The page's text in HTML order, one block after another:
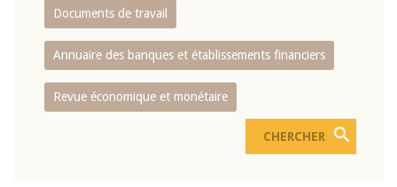
Documents de travail
Annuaire des banques et établissements financiers
Revue économique et monétaire